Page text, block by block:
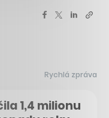
Rychlá zpráva
1,4 milionu